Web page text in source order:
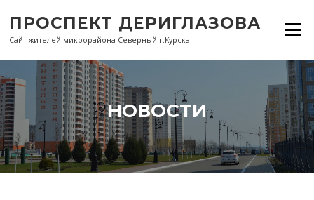
содержанию
ПРОСПЕКТ ДЕРИГЛАЗОВА
Сайт жителей микрорайона Северный г.Курска
Меню
НОВОСТИ